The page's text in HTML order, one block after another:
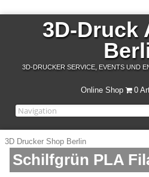
3D-Druck
3D-DRUCKER SERVICE, EVENTS UND
Online Shop 0
3D Drucker Shop Berlin
Schilfgrün PLA